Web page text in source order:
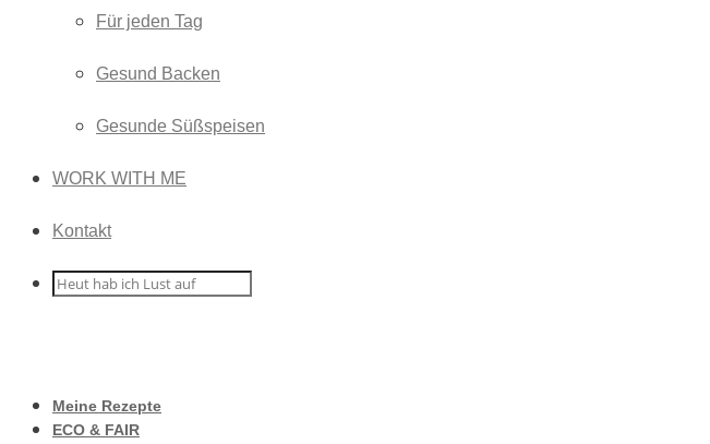
Für jeden Tag
Gesund Backen
Gesunde Süßspeisen
WORK WITH ME
Kontakt
Meine Rezepte
ECO & FAIR